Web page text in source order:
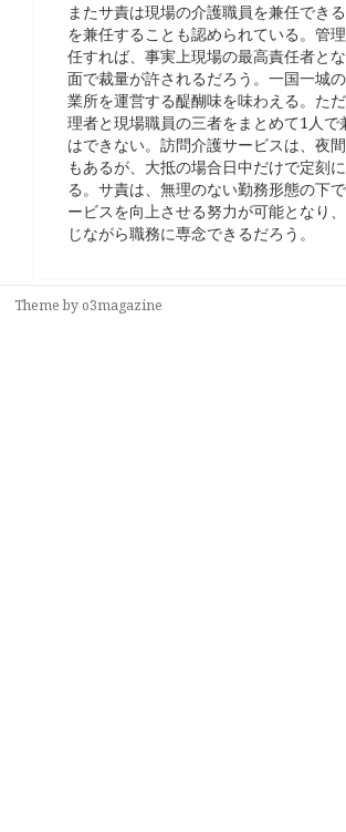
またサ責は現場の介護職員を兼任でき
を兼任することも認められている。管
任すれば、事実上現場の最高責任者と
面で裁量が許されるだろう。一国一城
業所を運営する醍醐味を味わえる。た
理者と現場職員の三者をまとめて1人で
はできない。訪問介護サービスは、夜
もあるが、大抵の場合日中だけで定刻
る。サ責は、無理のない勤務形態の下
ービスを向上させる努力が可能となり
じながら職務に専念できるだろう。
Theme by o3magazine